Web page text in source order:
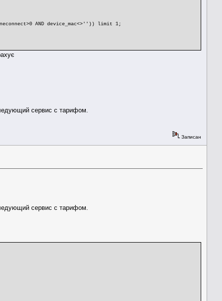
(oneconnect>0 AND device_mac<>'')) limit 1;
сервис с тарифом.
Записан
сервис с тарифом.